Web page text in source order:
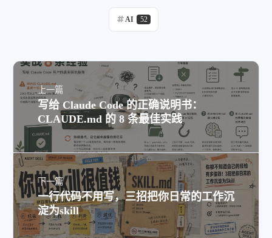
AI 52
上一篇
写给 Claude Code 的正确说明书：
CLAUDE.md 的 8 条最佳实践
下一篇
一行代码不用写，三招把你日常的工作沉
淀为skill